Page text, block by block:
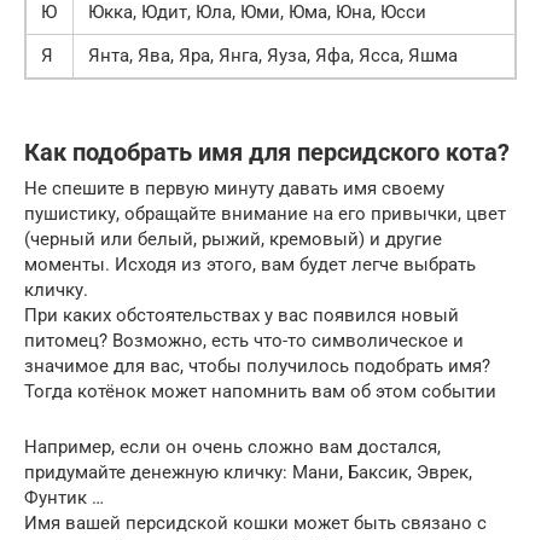
Ю
Юкка, Юдит, Юла, Юми, Юма, Юна, Юсси
Я
Янта, Ява, Яра, Янга, Яуза, Яфа, Ясса, Яшма
Как подобрать имя для персидского кота?
Не спешите в первую минуту давать имя своему
пушистику, обращайте внимание на его привычки, цвет
(черный или белый, рыжий, кремовый) и другие
моменты. Исходя из этого, вам будет легче выбрать
кличку.
При каких обстоятельствах у вас появился новый
питомец? Возможно, есть что-то символическое и
значимое для вас, чтобы получилось подобрать имя?
Тогда котёнок может напомнить вам об этом событии
Например, если он очень сложно вам достался,
придумайте денежную кличку: Мани, Баксик, Эврек,
Фунтик …
Имя вашей персидской кошки может быть связано с